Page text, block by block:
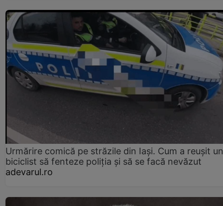
Urmărire comică pe străzile din Iași. Cum a reușit un
biciclist să fenteze poliția și să se facă nevăzut
adevarul.ro